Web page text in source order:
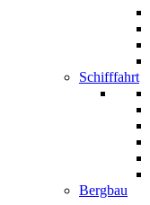
Schifffahrt
Bergbau